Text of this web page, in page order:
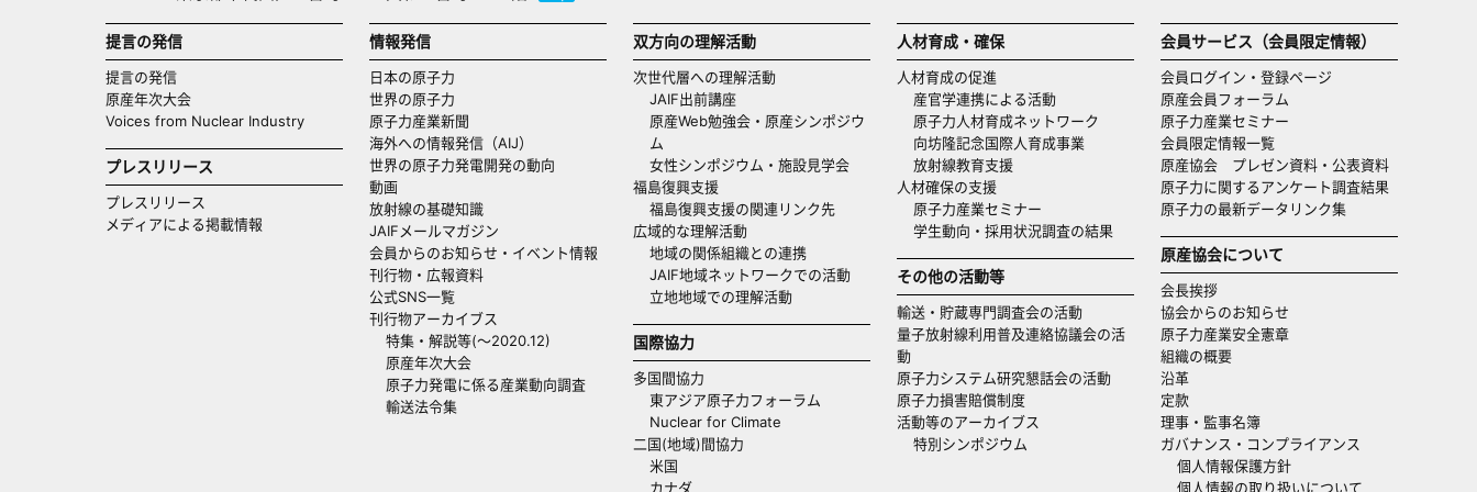
提言の発信
提言の発信
原産年次大会
Voices from Nuclear Industry
プレスリリース
プレスリリース
メディアによる掲載情報
情報発信
日本の原子力
世界の原子力
原子力産業新聞
海外への情報発信（AIJ）
世界の原子力発電開発の動向
動画
放射線の基礎知識
JAIFメールマガジン
会員からのお知らせ・イベント情報
刊行物・広報資料
公式SNS一覧
刊行物アーカイブス
特集・解説等(～2020.12)
原産年次大会
原子力発電に係る産業動向調査
輸送法令集
双方向の理解活動
次世代層への理解活動
JAIF出前講座
原産Web勉強会・原産シンポジウ
ム
女性シンポジウム・施設見学会
福島復興支援
福島復興支援の関連リンク先
広域的な理解活動
地域の関係組織との連携
JAIF地域ネットワークでの活動
立地地域での理解活動
国際協力
多国間協力
東アジア原子力フォーラム
Nuclear for Climate
二国(地域)間協力
米国
カナダ
人材育成・確保
人材育成の促進
産官学連携による活動
原子力人材育成ネットワーク
向坊隆記念国際人育成事業
放射線教育支援
人材確保の支援
原子力産業セミナー
学生動向・採用状況調査の結果
その他の活動等
輸送・貯蔵専門調査会の活動
量子放射線利用普及連絡協議会の活
動
原子力システム研究懇話会の活動
原子力損害賠償制度
活動等のアーカイブス
特別シンポジウム
会員サービス（会員限定情報）
会員ログイン・登録ページ
原産会員フォーラム
原子力産業セミナー
会員限定情報一覧
原産協会 プレゼン資料・公表資料
原子力に関するアンケート調査結果
原子力の最新データリンク集
原産協会について
会長挨拶
協会からのお知らせ
原子力産業安全憲章
組織の概要
沿革
定款
理事・監事名簿
ガバナンス・コンプライアンス
個人情報保護方針
個人情報の取り扱いについて